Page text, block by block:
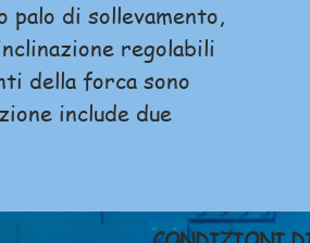
di sollevamento,
regolabili
della forca sono
include due